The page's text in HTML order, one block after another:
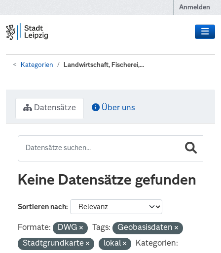
Anmelden
Kategorien Landwirtschaft, Fischerei,...
Datensätze Über uns
Keine Datensätze gefunden
Sortieren nach
Formate: DWG Tags:
Geobasisdaten
Stadtgrundkarte
lokal
Kategorien: